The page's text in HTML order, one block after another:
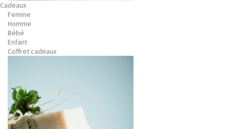
Cadeaux
Femme
Homme
Bébé
Enfant
Coffret cadeaux